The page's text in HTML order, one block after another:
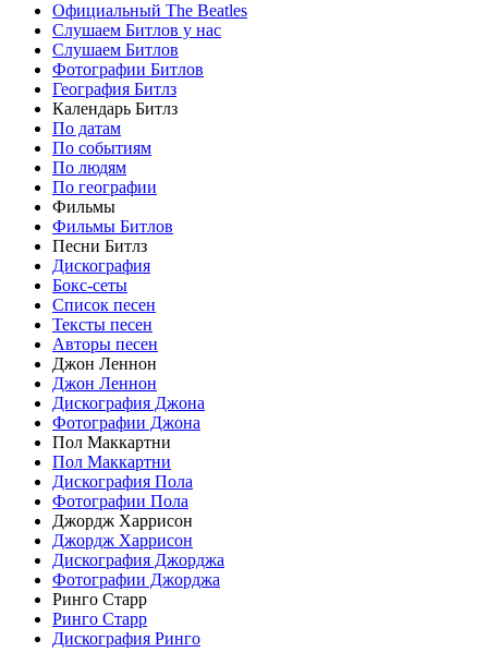
Официальный The Beatles
Слушаем Битлов у нас
Слушаем Битлов
Фотографии Битлов
География Битлз
Календарь Битлз
По датам
По событиям
По людям
По географии
Фильмы
Фильмы Битлов
Песни Битлз
Дискография
Бокс-сеты
Список песен
Тексты песен
Авторы песен
Джон Леннон
Джон Леннон
Дискография Джона
Фотографии Джона
Пол Маккартни
Пол Маккартни
Дискография Пола
Фотографии Пола
Джордж Харрисон
Джордж Харрисон
Дискография Джорджа
Фотографии Джорджа
Ринго Старр
Ринго Старр
Дискография Ринго